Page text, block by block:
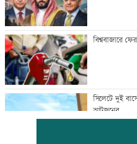
বিশ্ববাজারে
সিলেটে দুই
আটজনের